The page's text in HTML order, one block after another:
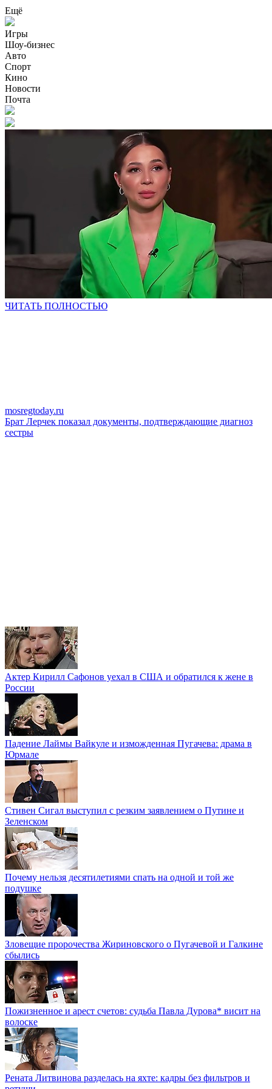
Ещё
Игры
Шоу-бизнес
Авто
Спорт
Кино
Новости
Почта
ЧИТАТЬ ПОЛНОСТЬЮ
mosregtoday.ru
Брат Лерчек показал документы, подтверждающие диагноз
сестры
Актер Кирилл Сафонов уехал в США и обратился к жене в
России
Падение Лаймы Вайкуле и изможденная Пугачева: драма в
Юрмале
Стивен Сигал выступил с резким заявлением о Путине и
Зеленском
Почему нельзя десятилетиями спать на одной и той же
подушке
Зловещие пророчества Жириновского о Пугачевой и Галкине
сбылись
Пожизненное и арест счетов: судьба Павла Дурова* висит на
волоске
Рената Литвинова разделась на яхте: кадры без фильтров и